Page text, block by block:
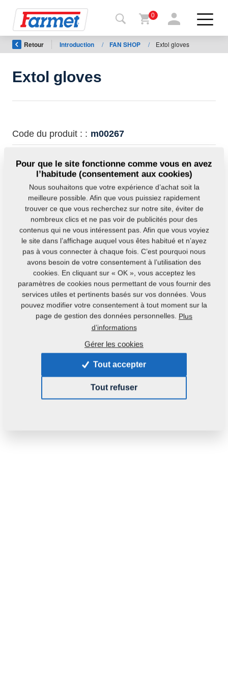
Retour
au site
Boutique
À
télécharger
0
Retour Introduction / FAN SHOP / Extol gloves
Extol gloves
Code du produit : : m00267
Poids: 0,0000 Kg
Pour que le site fonctionne comme vous en avez
l’habitude (consentement aux cookies)
Nous souhaitons que votre expérience d’achat soit la
meilleure possible. Afin que vous puissiez rapidement
trouver ce que vous recherchez sur notre site, éviter de
nombreux clics et ne pas voir de publicités pour des
contenus qui ne vous intéressent pas. Afin que vous voyiez
le site dans l’affichage auquel vous êtes habitué et n’ayez
pas à vous connecter à chaque fois. C’est pourquoi nous
avons besoin de votre consentement à l’utilisation des
cookies. En cliquant sur « OK », vous acceptez les
paramètres de cookies nous permettant de vous fournir des
services utiles et pertinents basés sur vos données. Vous
pouvez modifier votre consentement à tout moment sur la
page de gestion des données personnelles. Plus
d’informations
Gérer les cookies
Tout accepter
Tout refuser